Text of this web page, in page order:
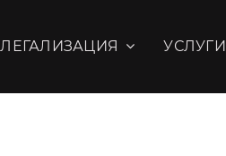
ЛЕГАЛИЗАЦИЯ УСЛУГИ